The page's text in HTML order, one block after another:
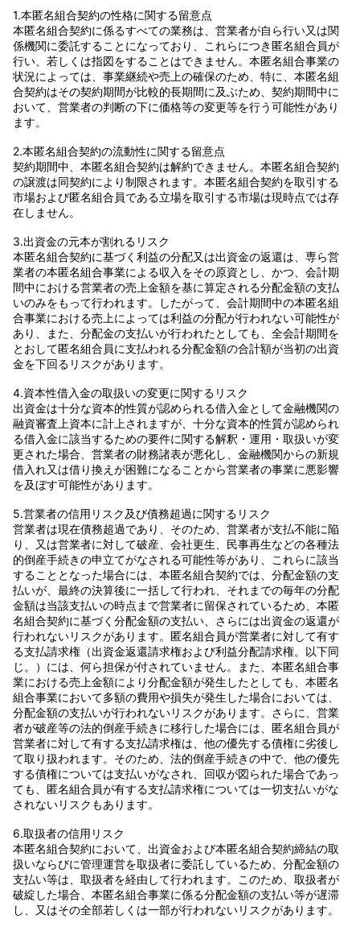
1.本匿名組合契約の性格に関する留意点
本匿名組合契約に係るすべての業務は、営業者が自ら行い又は関
係機関に委託することになっており、これらにつき匿名組合員が
行い、若しくは指図をすることはできません。本匿名組合事業の
状況によっては、事業継続や売上の確保のため、特に、本匿名組
合契約はその契約期間が比較的長期間に及ぶため、契約期間中に
おいて、営業者の判断の下に価格等の変更等を行う可能性があり
ます。
2.本匿名組合契約の流動性に関する留意点
契約期間中、本匿名組合契約は解約できません。本匿名組合契約
の譲渡は同契約により制限されます。本匿名組合契約を取引する
市場および匿名組合員である立場を取引する市場は現時点では存
在しません。
3.出資金の元本が割れるリスク
本匿名組合契約に基づく利益の分配又は出資金の返還は、専ら営
業者の本匿名組合事業による収入をその原資とし、かつ、会計期
間中における営業者の売上金額を基に算定される分配金額の支払
いのみをもって行われます。したがって、会計期間中の本匿名組
合事業における売上によっては利益の分配が行われない可能性が
あり、また、分配金の支払いが行われたとしても、全会計期間を
とおして匿名組合員に支払われる分配金額の合計額が当初の出資
金を下回るリスクがあります。
4.資本性借入金の取扱いの変更に関するリスク
出資金は十分な資本的性質が認められる借入金として金融機関の
融資審査上資本に計上されますが、十分な資本的性質が認められ
る借入金に該当するための要件に関する解釈・運用・取扱いが変
更された場合、営業者の財務諸表が悪化し、金融機関からの新規
借入れ又は借り換えが困難になることから営業者の事業に悪影響
を及ぼす可能性があります。
5.営業者の信用リスク及び債務超過に関するリスク
営業者は現在債務超過であり、そのため、営業者が支払不能に陥
り、又は営業者に対して破産、会社更生、民事再生などの各種法
的倒産手続きの申立てがなされる可能性等があり、これらに該当
することとなった場合には、本匿名組合契約では、分配金額の支
払いが、最終の決算後に一括して行われ、それまでの毎年の分配
金額は当該支払いの時点まで営業者に留保されているため、本匿
名組合契約に基づく分配金額の支払い、さらには出資金の返還が
行われないリスクがあります。匿名組合員が営業者に対して有す
る支払請求権（出資金返還請求権および利益分配請求権。以下同
じ。）には、何ら担保が付されていません。また、本匿名組合事
業における売上金額により分配金額が発生したとしても、本匿名
組合事業において多額の費用や損失が発生した場合においては、
分配金額の支払いが行われないリスクがあります。さらに、営業
者が破産等の法的倒産手続きに移行した場合には、匿名組合員が
営業者に対して有する支払請求権は、他の優先する債権に劣後し
て取り扱われます。そのため、法的倒産手続きの中で、他の優先
する債権については支払いがなされ、回収が図られた場合であっ
ても、匿名組合員が有する支払請求権については一切支払いがな
されないリスクもあります。
6.取扱者の信用リスク
本匿名組合契約において、出資金および本匿名組合契約締結の取
扱いならびに管理運営を取扱者に委託しているため、分配金額の
支払い等は、取扱者を経由して行われます。このため、取扱者が
破綻した場合、本匿名組合事業に係る分配金額の支払い等が遅滞
し、又はその全部若しくは一部が行われないリスクがあります。